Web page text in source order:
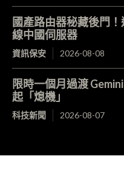
國產路由器秘藏後門
線中國伺服器
資訊保安 2026-08-08
限時一個月過渡
起「熄機」
科技新聞 2026-08-07